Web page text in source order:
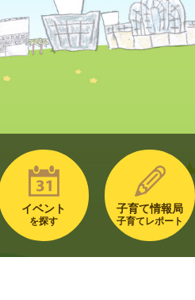
イベント
を探す
子育て情報局
子育てレポート